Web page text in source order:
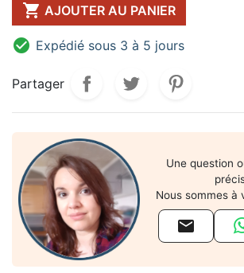
 AJOUTER AU PANIER
 Expédié sous 3 à 5 jours
Partager
Une question
Nous sommes à
